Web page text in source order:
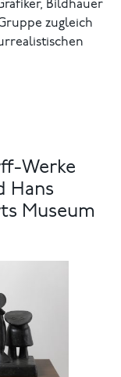
Bildhauer
zugleich
Werke
Hans
Museum